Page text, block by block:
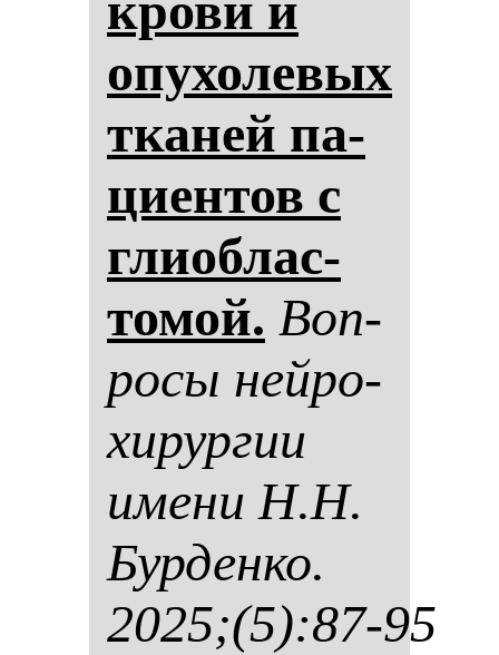
опу­хо­ле­вых
тка­ней па­
ци­ен­тов с
гли­об­лас­
то­мой. Воп­
ро­сы ней­ро­
хи­рур­гии
име­ни Н.Н.
Бур­ден­ко.
2025;(5):87-95